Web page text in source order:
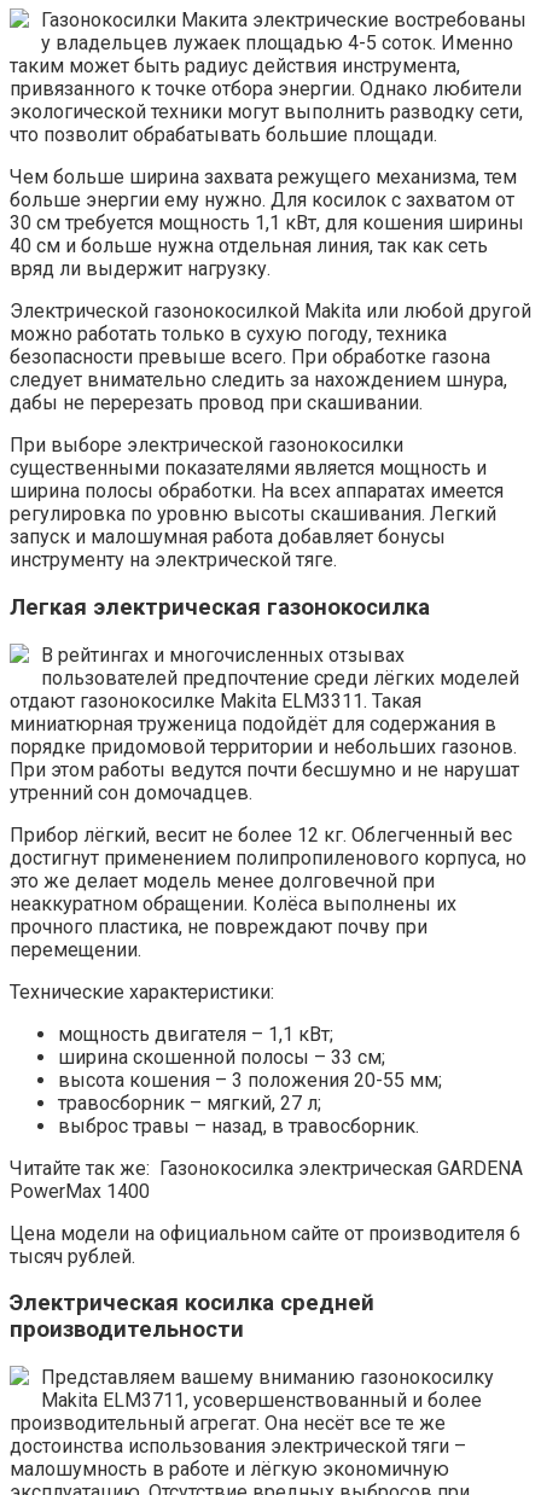
Газонокосилки Макита электрические востребованы
у владельцев лужаек площадью 4-5 соток. Именно
таким может быть радиус действия инструмента,
привязанного к точке отбора энергии. Однако любители
экологической техники могут выполнить разводку сети,
что позволит обрабатывать большие площади.
Чем больше ширина захвата режущего механизма, тем
больше энергии ему нужно. Для косилок с захватом от
30 см требуется мощность 1,1 кВт, для кошения ширины
40 см и больше нужна отдельная линия, так как сеть
вряд ли выдержит нагрузку.
Электрической газонокосилкой Makita или любой другой
можно работать только в сухую погоду, техника
безопасности превыше всего. При обработке газона
следует внимательно следить за нахождением шнура,
дабы не перерезать провод при скашивании.
При выборе электрической газонокосилки
существенными показателями является мощность и
ширина полосы обработки. На всех аппаратах имеется
регулировка по уровню высоты скашивания. Легкий
запуск и малошумная работа добавляет бонусы
инструменту на электрической тяге.
Легкая электрическая газонокосилка
В рейтингах и многочисленных отзывах
пользователей предпочтение среди лёгких моделей
отдают газонокосилке Makita ELM3311. Такая
миниатюрная труженица подойдёт для содержания в
порядке придомовой территории и небольших газонов.
При этом работы ведутся почти бесшумно и не нарушат
утренний сон домочадцев.
Прибор лёгкий, весит не более 12 кг. Облегченный вес
достигнут применением полипропиленового корпуса, но
это же делает модель менее долговечной при
неаккуратном обращении. Колёса выполнены их
прочного пластика, не повреждают почву при
перемещении.
Технические характеристики:
мощность двигателя – 1,1 кВт;
ширина скошенной полосы – 33 см;
высота кошения – 3 положения 20-55 мм;
травосборник – мягкий, 27 л;
выброс травы – назад, в травосборник.
Читайте так же: Газонокосилка электрическая GARDENA
PowerMax 1400
Цена модели на официальном сайте от производителя 6
тысяч рублей.
Электрическая косилка средней
производительности
Представляем вашему вниманию газонокосилку
Makita ELM3711, усовершенствованный и более
производительный агрегат. Она несёт все те же
достоинства использования электрической тяги –
малошумность в работе и лёгкую экономичную